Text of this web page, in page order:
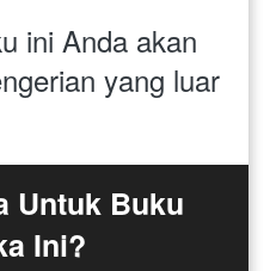
ini Anda akan
yang luar
Untuk Buku
Ini?